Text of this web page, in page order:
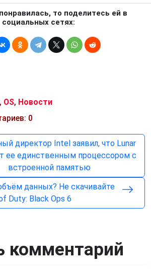
то поделитесь ей в
социальных сетях:
, OS, Новости
0
директор Intel заявил, что Lunar
ее единственным процессором с
встроенной памятью
данных? Не скачивайте
Duty: Black Ops 6
комментарий